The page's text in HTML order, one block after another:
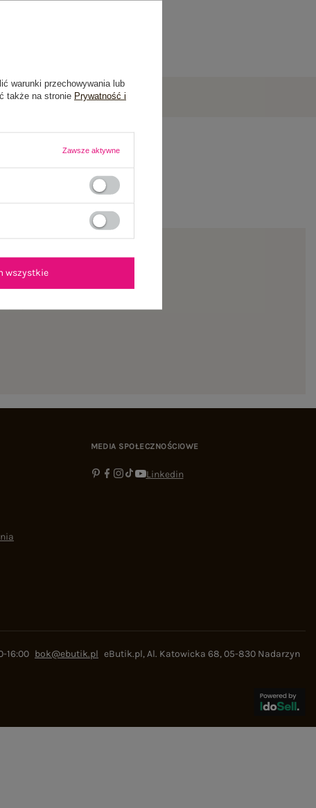
MEDIA SPOŁECZNOŚCIOWE
Linkedin
16:00 bok@ebutik.pl eButik.pl,Al. Katowicka 68,05-830 Nadarzyn
warunki przechowywania lub
także na stronie Prywatność i
Zawsze aktywne
wszystkie